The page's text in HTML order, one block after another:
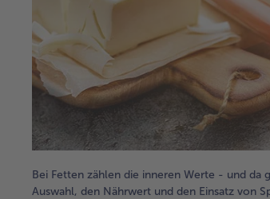
Bei Fetten zählen die inneren Werte - und da
Auswahl, den Nährwert und den Einsatz von